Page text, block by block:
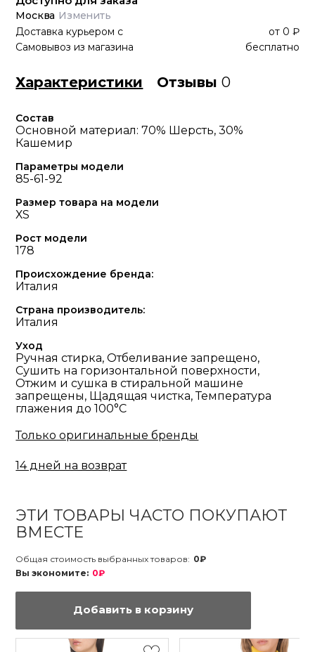
Москва Изменить
Доставка курьером с от 0 ₽
Самовывоз из магазина
бесплатно
Характеристики Отзывы0
Состав
Основной материал: 70% Шерсть, 30%
Кашемир
Параметры модели
85-61-92
Размер товара на модели
ХS
Рост модели
178
Происхождение бренда:
Италия
Страна производитель:
Италия
Уход
Ручная стирка, Отбеливание запрещено,
Сушить на горизонтальной поверхности,
Отжим и сушка в стиральной машине
запрещены, Щадящая чистка, Температура
глажения до 100°С
Только оригинальные бренды
14 дней на возврат
ЭТИ ТОВАРЫ ЧАСТО ПОКУПАЮТ
ВМЕСТЕ
Общая стоимость выбранных товаров: 0₽
Вы экономите: 0₽
Добавить в корзину